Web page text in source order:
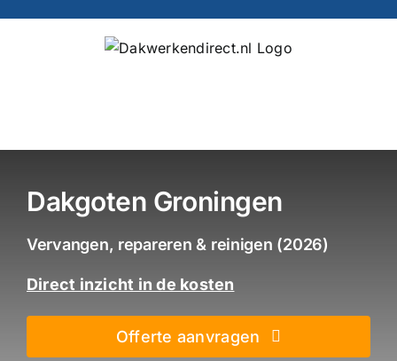
Dakgoten Groningen
Vervangen, repareren & reinigen (2026)
Direct inzicht in de kosten
Offerte aanvragen